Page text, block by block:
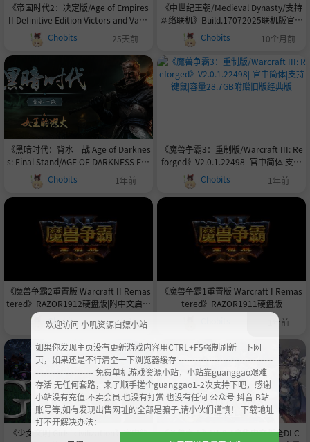
《帝国时代2：决定版/Age of Empires
II Definitive Edition Victors and Vanq
uished》v180059-Build 24094652集
成最后的酋长DLC|官中.国语发音|支持
键鼠|赠多项修改器|容量53.6GB
Chobits 25天前
《中世纪王朝/Medieval Dynasty/支持
网络联机》Build.17072025联机版官中
简体
Chobits 10个月前
《黑暗时代：背水一战 Age of Darknes
s: Final Stand/AGE OF DARKNESS FIN
AL STAND》V1.0.2.5-官中简体|容量16
GB
Chobits 1年前
《魔兽争霸3：重制版/Warcraft III: Re
forged》V2.0.1.22498|-官中简体|支持
键鼠|容量28.7GB附赠旧版经典版
Chobits 1年前
《魔兽争霸2重置版 Warcraft II Remas
tered》RAZOR1912硬盘版|附中文启动
器
Chobits 1年前
《魔兽争霸1重置版 Warcraft I Remas
tered》RAZOR1911硬盘版
1年前
《少女文明 Girls' civilization》官中简
《圣兽之王》V1.0.4豪华中文版全DLC-
欢迎访问 小叽资源白嫖小站
如果你发现主页没有更新游戏内容用CTRL+F5强制刷新一下网
页，如果还是不行清空一下浏览器缓存 ----------------------------------
--------------------- 免费单机游戏资源小站，小站靠guanggao艰难
存活 无任何套路，来了顺手搓个guanggao1-2次支持下吧，感谢
小站没有充值.不卖会员.也没有打赏 也没有任何 公众号 抖音 B站
账号等,如有发现出售网址的全部是骗子,请小伙们谨慎！ 下载地址
打不开解决办法：